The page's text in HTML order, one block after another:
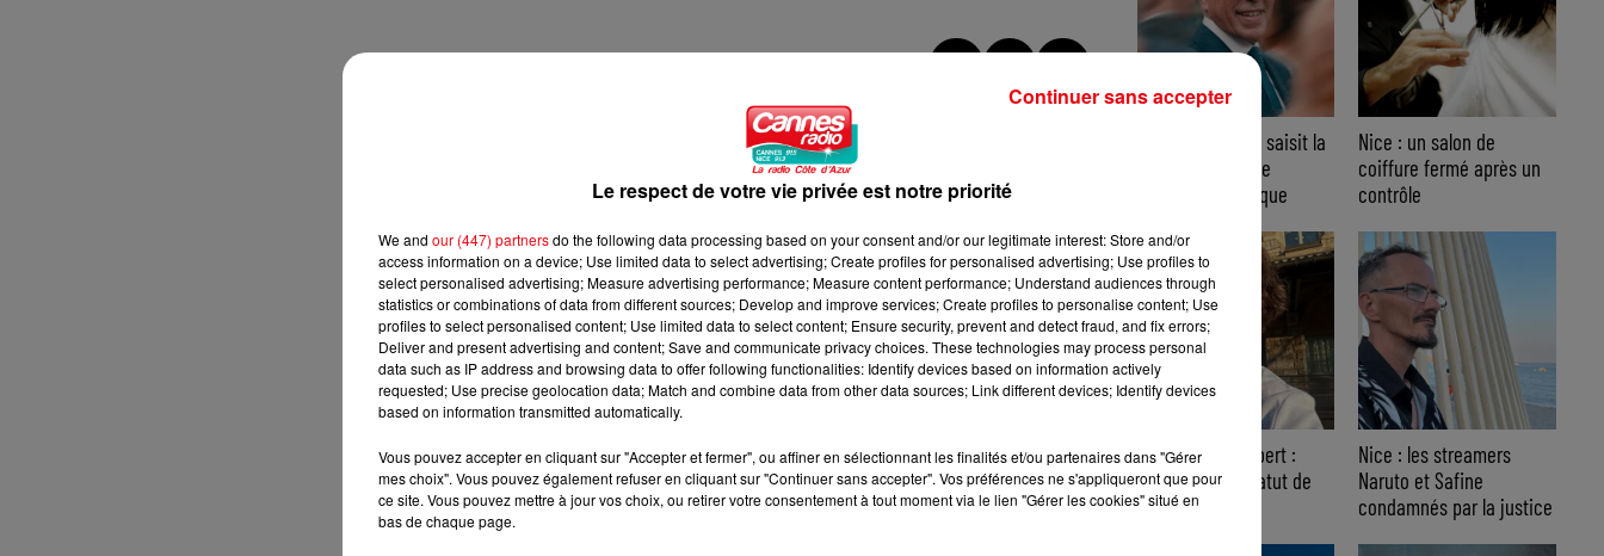
Nice : Éric Ciotti saisit la
justice après une
chanson polémique
Nice : un salon de
coiffure fermé après un
contrôle
Affaire Jean Imbert :
placé sous le statut de
témoin assisté
Nice : les streamers
Naruto et Safine
condamnés par la justice
Le respect de votre vie privée est notre priorité
We and our (447) partnersdo the following data processing based on your consent and/or our legitimate interest: Store and/or
access information on a device; Use limited data to select advertising; Create profiles for personalised advertising; Use profiles to
select personalised advertising; Measure advertising performance; Measure content performance; Understand audiences through
statistics or combinations of data from different sources; Develop and improve services; Create profiles to personalise content; Use
profiles to select personalised content; Use limited data to select content; Ensure security, prevent and detect fraud, and fix errors;
Deliver and present advertising and content; Save and communicate privacy choices. These technologies may process personal
data such as IP address and browsing data to offer following functionalities: Identify devices based on information actively
requested; Use precise geolocation data; Match and combine data from other data sources; Link different devices; Identify devices
based on information transmitted automatically.
Vous pouvez accepter en cliquant sur "Accepter et fermer", ou affiner en sélectionnant les finalités et/ou partenaires dans "Gérer
mes choix". Vous pouvez également refuser en cliquant sur "Continuer sans accepter". Vos préférences ne s'appliqueront que pour
ce site. Vous pouvez mettre à jour vos choix, ou retirer votre consentement à tout moment via le lien "Gérer les cookies" situé en
bas de chaque page.
Continuer sans accepter